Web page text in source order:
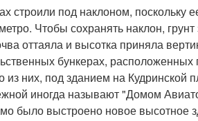
строили под наклоном,
Чтобы сохранять наклон,
оттаяла и высотка приняла
бункерах,
них, под зданием на
иногда называют "Домом
было выстроено новое